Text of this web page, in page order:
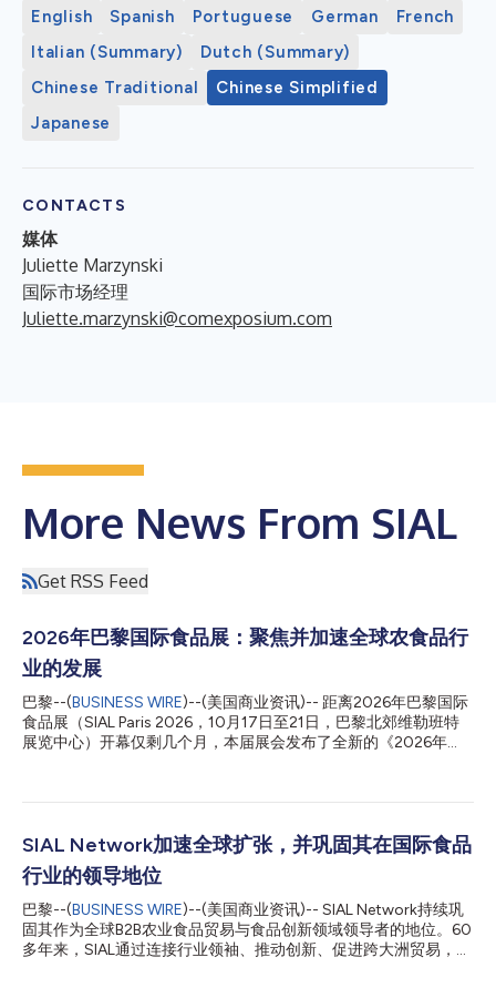
English Spanish Portuguese German
French
Italian (Summary)
Dutch (Summary)
Chinese Traditional
Chinese Simplified
Japanese
CONTACTS
媒体
Juliette Marzynski
国际市场经理
Juliette.marzynski@comexposium.com
More News From SIAL
Get RSS Feed
2026年巴黎国际食品展：聚焦并加速全球农食品行
业的发展
巴黎--(BUSINESS WIRE)--(美国商业资讯)-- 距离2026年巴黎国际
食品展（SIAL Paris 2026，10月17日至21日，巴黎北郊维勒班特
展览中心）开幕仅剩几个月，本届展会发布了全新的《2026年
360™、Circana和ProtéinesXTC的独家数据，凸显了消费者在饮
在面对经济、健康和环境挑战时所做出的新权衡。 2026年食品行
业的10大核心洞察 1. 健康饮食：优质体能的能量源泉 消费者正在
寻求可衡量的益处：蛋白质、膳食纤维、能量、免疫力或肠道健
康。 2. “肠脑”：促进心理健康的食物 睡眠、压力管理、激素平衡和
认知表现正日益影响着人们的饮食选择。 3. 愉悦感作为一种有意
识的体验 高端的味觉体验、大胆的风味和美食探索正逐渐占据主
流。 4. 全球承诺走向个性化 减少碳足迹、缩短供应链和提高可及
SIAL Network加速全球扩张，并巩固其在国际食品
行业的领导地位
巴黎--(BUSINESS WIRE)--(美国商业资讯)-- SIAL Network持续巩
固其作为全球B2B农业食品贸易与食品创新领域领导者的地位。60
多年来，SIAL通过连接行业领袖、推动创新、促进跨大洲贸易，不